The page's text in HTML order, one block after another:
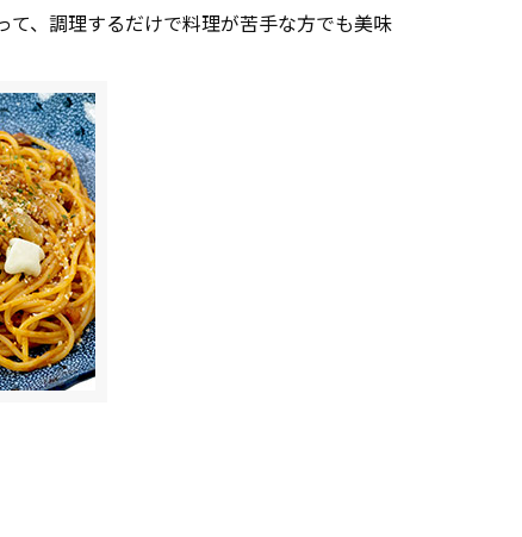
、調理するだけで料理が苦手な方でも美味